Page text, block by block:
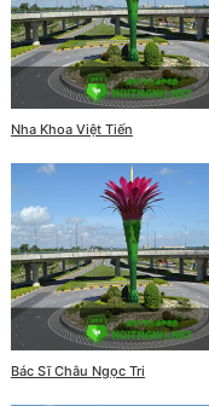
Nha Khoa Việt Tiến
Bác Sĩ Châu Ngọc Tri